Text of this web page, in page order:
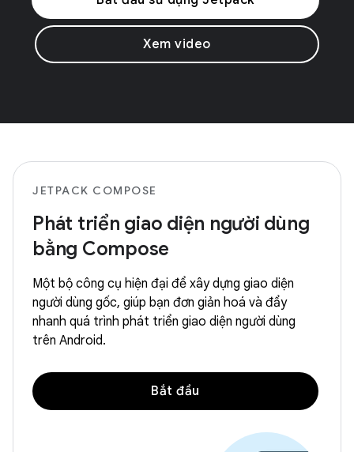
Xem video
JETPACK COMPOSE
Phát triển giao diện người dùng
bằng Compose
Một bộ công cụ hiện đại để xây dựng giao diện
người dùng gốc, giúp bạn đơn giản hoá và đẩy
nhanh quá trình phát triển giao diện người dùng
trên Android.
Bắt đầu